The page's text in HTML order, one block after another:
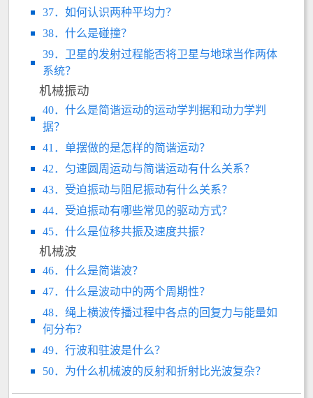
37．如何认识两种平均力？
38．什么是碰撞？
39．卫星的发射过程能否将卫星与地球当作两体
系统？
机械振动
40．什么是简谐运动的运动学判据和动力学判
据？
41．单摆做的是怎样的简谐运动？
42．匀速圆周运动与简谐运动有什么关系？
43．受迫振动与阻尼振动有什么关系？
44．受迫振动有哪些常见的驱动方式？
45．什么是位移共振及速度共振？
机械波
46．什么是简谐波？
47．什么是波动中的两个周期性？
48．绳上横波传播过程中各点的回复力与能量如
何分布？
49．行波和驻波是什么？
50．为什么机械波的反射和折射比光波复杂？